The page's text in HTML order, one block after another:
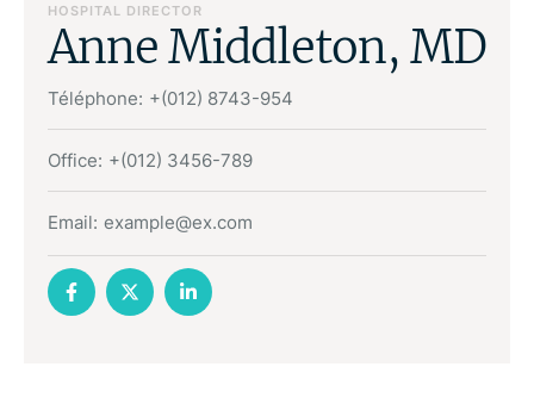
HOSPITAL DIRECTOR
Anne Middleton, MD
Téléphone: +(012) 8743-954
Office: +(012) 3456-789
Email: example@ex.com